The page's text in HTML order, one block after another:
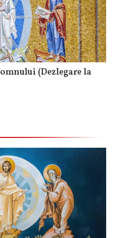
(Dezlegare la